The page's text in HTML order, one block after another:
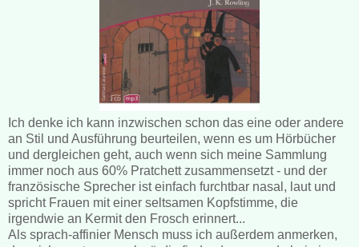
Ich denke ich kann inzwischen schon das eine oder andere
an Stil und Ausführung beurteilen, wenn es um Hörbücher
und dergleichen geht, auch wenn sich meine Sammlung
immer noch aus 60% Pratchett zusammensetzt - und der
französische Sprecher ist einfach furchtbar nasal, laut und
spricht Frauen mit einer seltsamen Kopfstimme, die
irgendwie an Kermit den Frosch erinnert...
Als sprach-affinier Mensch muss ich außerdem anmerken,